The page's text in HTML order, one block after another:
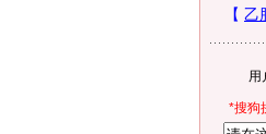
用
*搜狗